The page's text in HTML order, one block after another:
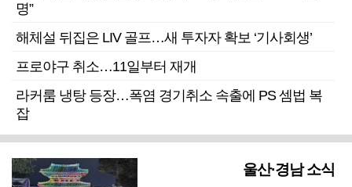
명”
해체설 뒤집은 LIV 골프…새 투자자 확보 ‘기사회생’
프로야구 취소…11일부터 재개
라커룸 냉탕 등장…폭염 경기취소 속출에 PS 셈법 복
잡
울산·경남 소식